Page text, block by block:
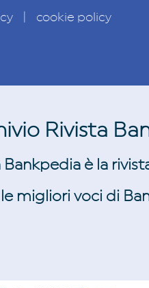
cookie policy
Rivista
Bankpedia è la
migliori voci di